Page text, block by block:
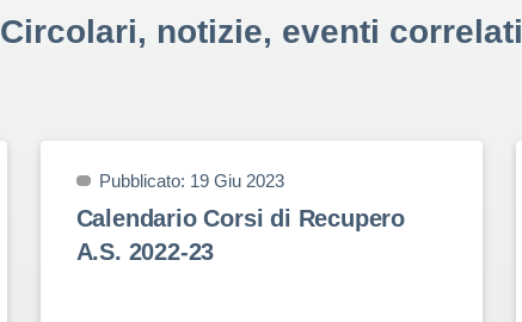
Circolari, notizie, eventi correlati
Pubblicato: 19 Giu 2023
Calendario Corsi di Recupero
A.S. 2022-23